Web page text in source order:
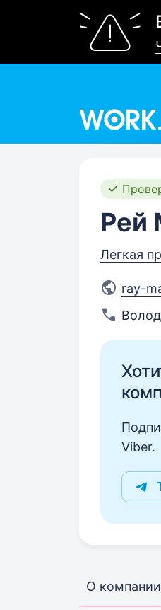
Рей
Легкая
ray-
Viber.
О компании